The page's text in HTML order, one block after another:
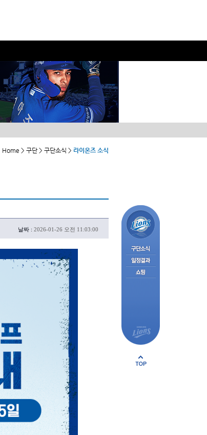
Home > 구단 > 구단소식 > 라이온즈 소식
날짜 : 2026-01-26 오전 11:03:00